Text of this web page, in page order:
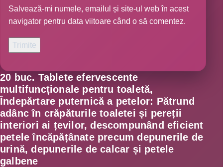
Salvează-mi numele, emailul și site-ul web în acest
navigator pentru data viitoare când o să comentez.
20 buc. Tablete efervescente
multifuncționale pentru toaletă,
Îndepărtare puternică a petelor: Pătrund
adânc în crăpăturile toaletei și pereții
interiori ai țevilor, descompunând eficient
petele încăpățânate precum depunerile de
urină, depunerile de calcar și petele
galbene